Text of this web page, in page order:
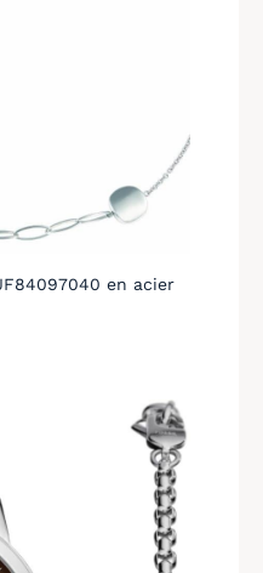
cadeau idéal pour les
amis, les camarades de
classe, les pères, les
amoureux, et est sûr de
gagner le cœur des amis
montres pour homme
mieux tout au long de
votre vie. 【Service Après-
vente de Qualité】: Si
vous avez des questions
sur les produits, n'hésitez
pas à nous les poser,
nous vous fournirons des
solutions satisfaisantes
en acier